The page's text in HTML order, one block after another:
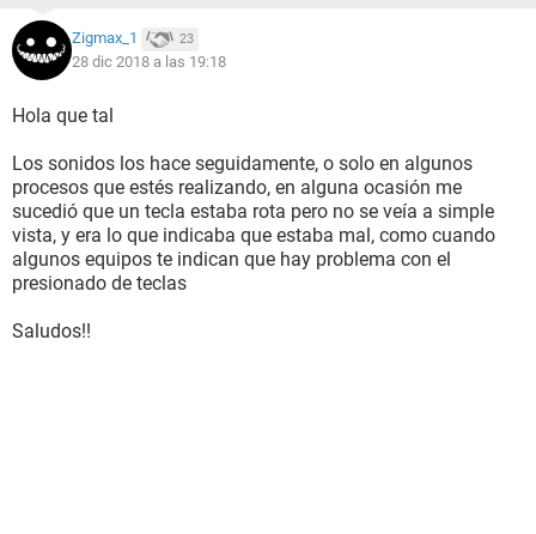
Zigmax_1 23
28 dic 2018 a las 19:18
Hola que tal
Los sonidos los hace seguidamente, o solo en algunos
procesos que estés realizando, en alguna ocasión me
sucedió que un tecla estaba rota pero no se veía a simple
vista, y era lo que indicaba que estaba mal, como cuando
algunos equipos te indican que hay problema con el
presionado de teclas
Saludos!!